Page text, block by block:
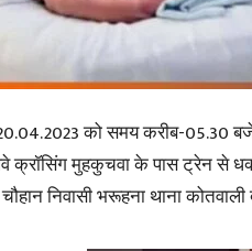
को समय करीब-05.30
क्रॉसिंग मुहकुचवा के पास ट्रेन से
निवासी भरूहना थाना